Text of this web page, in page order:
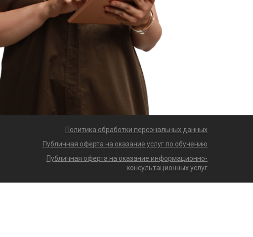
Политика обработки персональных данных
Публичная оферта на оказание услуг по обучению
Публичная оферта на оказание информационно-
консультационных услуг